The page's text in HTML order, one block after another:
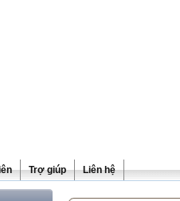
Trợ giúp Liên hệ